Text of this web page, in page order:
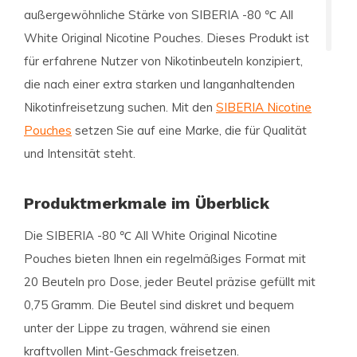
außergewöhnliche Stärke von SIBERIA -80 ℃ All
White Original Nicotine Pouches. Dieses Produkt ist
für erfahrene Nutzer von Nikotinbeuteln konzipiert,
die nach einer extra starken und langanhaltenden
Nikotinfreisetzung suchen. Mit den SIBERIA Nicotine
Pouches setzen Sie auf eine Marke, die für Qualität
und Intensität steht.
Produktmerkmale im Überblick
Die SIBERIA -80 ℃ All White Original Nicotine
Pouches bieten Ihnen ein regelmäßiges Format mit
20 Beuteln pro Dose, jeder Beutel präzise gefüllt mit
0,75 Gramm. Die Beutel sind diskret und bequem
unter der Lippe zu tragen, während sie einen
kraftvollen Mint-Geschmack freisetzen.